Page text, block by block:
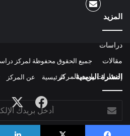
المزيد
دراسات
مقالات
إصدارات باسم المركز
النشرة البريدية
بريدك
الإلكتروني
جميع الحقوق محفوظة لمركز
الرئيسية عن المركز
‫X